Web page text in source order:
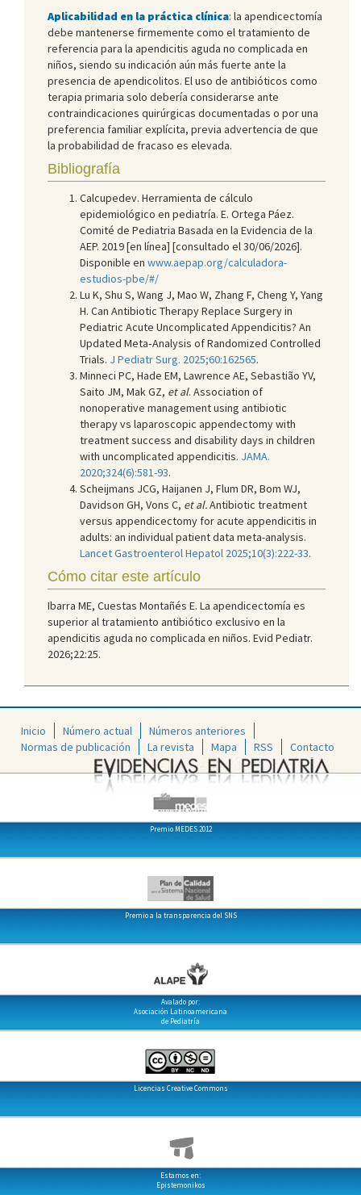
Aplicabilidad en la práctica clínica: la apendicectomía
debe mantenerse firmemente como el tratamiento de
referencia para la apendicitis aguda no complicada en
niños, siendo su indicación aún más fuerte ante la
presencia de apendicolitos. El uso de antibióticos como
terapia primaria solo debería considerarse ante
contraindicaciones quirúrgicas documentadas o por una
preferencia familiar explícita, previa advertencia de que
la probabilidad de fracaso es elevada.
Bibliografía
Calcupedev. Herramienta de cálculo
epidemiológico en pediatría. E. Ortega Páez.
Comité de Pediatria Basada en la Evidencia de la
AEP. 2019 [en línea] [consultado el 30/06/2026].
Disponible en www.aepap.org/calculadora-
estudios-pbe/#/
Lu K, Shu S, Wang J, Mao W, Zhang F, Cheng Y, Yang
H. Can Antibiotic Therapy Replace Surgery in
Pediatric Acute Uncomplicated Appendicitis? An
Updated Meta‑Analysis of Randomized Controlled
Trials. J Pediatr Surg. 2025;60:162565.
Minneci PC, Hade EM, Lawrence AE, Sebastião YV,
Saito JM, Mak GZ, et al. Association of
nonoperative management using antibiotic
therapy vs laparoscopic appendectomy with
treatment success and disability days in children
with uncomplicated appendicitis. JAMA.
2020;324(6):581-93.
Scheijmans JCG, Haijanen J, Flum DR, Bom WJ,
Davidson GH, Vons C, et al.Antibiotic treatment
versus appendicectomy for acute appendicitis in
adults: an individual patient data meta-analysis.
Lancet Gastroenterol Hepatol 2025;10(3):222-33.
Cómo citar este artículo
Ibarra ME, Cuestas Montañés E. La apendicectomía es
superior al tratamiento antibiótico exclusivo en la
apendicitis aguda no complicada en niños. Evid Pediatr.
2026;22:25.
Inicio Número actual
Números anteriores
Normas de publicación
La revista Mapa RSS Contacto
Premio MEDES 2012
Premio a la transparencia del SNS
Avalado por:
Asociación Latinoamericana
de Pediatría
Licencias Creative Commons
Estamos en:
Epistemonikos